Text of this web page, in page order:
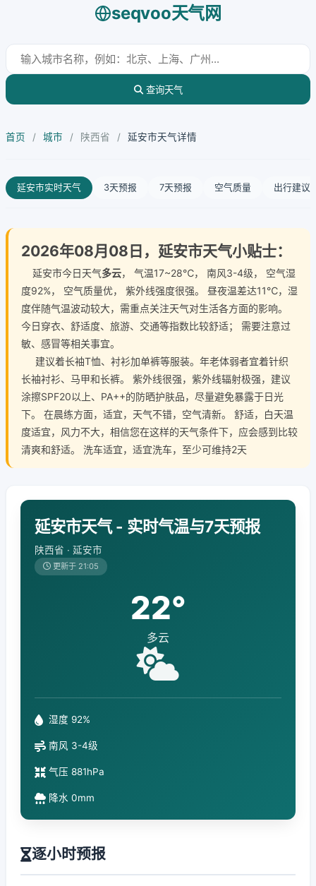
seqvoo天气网
查询天气
首页 / 城市 / 陕西省 / 延安市天气详情
延安市实时天气 3天预报 7天预报 空气质量 出行建议
2026年08月08日，延安市天气小贴士：
延安市今日天气多云， 气温17~28℃， 南风3-4级， 空气湿
度92%， 空气质量优， 紫外线强度很强。 昼夜温差达11℃，湿
度伴随气温波动较大，需重点关注天气对生活各方面的影响。
今日穿衣、舒适度、旅游、交通等指数比较舒适； 需要注意过
敏、感冒等相关事宜。
建议着长袖T恤、衬衫加单裤等服装。年老体弱者宜着针织
长袖衬衫、马甲和长裤。 紫外线很强，紫外线辐射极强，建议
涂擦SPF20以上、PA++的防晒护肤品，尽量避免暴露于日光
下。 在晨练方面，适宜，天气不错，空气清新。 舒适，白天温
度适宜，风力不大，相信您在这样的天气条件下，应会感到比较
清爽和舒适。 洗车适宜，适宜洗车，至少可维持2天
延安市天气 - 实时气温与7天预报
陕西省 · 延安市
更新于 21:05
22°
多云
湿度 92%
南风 3-4级
气压 881hPa
降水 0mm
逐小时预报